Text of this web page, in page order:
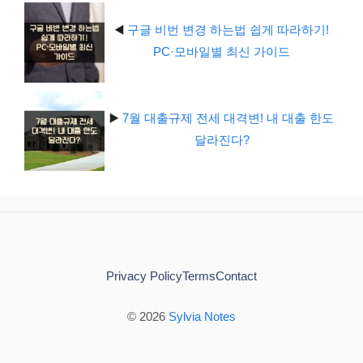
◀️ 구글 비번 변경 하는법 쉽게 따라하기!
PC·모바일별 최신 가이드
▶️7월 대출규제 전세 대격변! 내 대출 한도
달라진다?
© 2026 Sylvia Notes
Privacy PolicyTermsContact